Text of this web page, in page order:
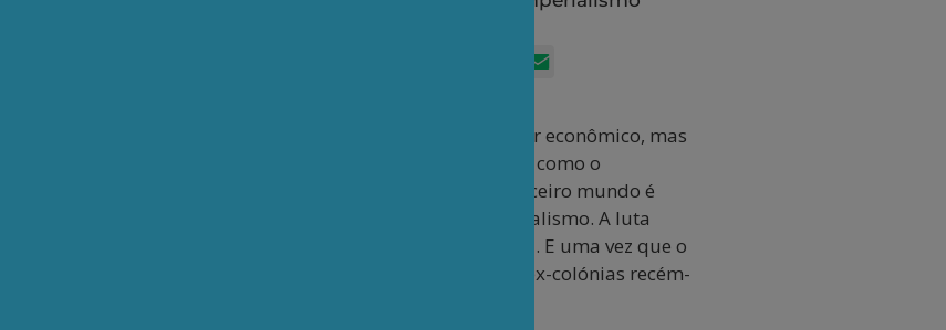
FacebookLinkedIn
mundo é exercida não só através das armas e do poder econômico, mas
fazendo com que as vítimas vejam o mundo da forma como o
consequência, um pré-requisito para a liberdade no terceiro mundo é
e procurar a verdade para além das distorções do imperialismo. A luta
verdade, a luta começa com o alvorecer desta consciência. E uma vez que o
descolonização política formal, o sistema educativo nas ex-colónias recém-
ir além das falsidades do imperialismo.